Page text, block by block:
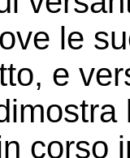
le
e
corso